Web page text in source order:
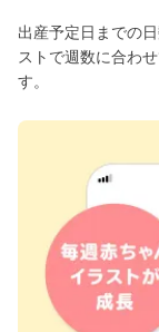
出産予定日までの
ストで週数に合わ
す。